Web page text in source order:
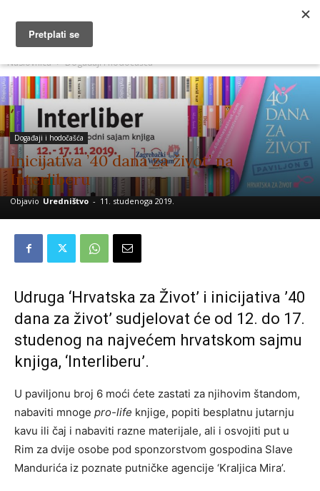
MUŽEVNI BUDITE
Naslovnica Događaji i hodočašća
Događaji i hodočašća
Inicijativa ’40 dana za život’ na
Interliberu
Objavio Uredništvo - 11. studenoga 2019.
Udruga ‘Hrvatska za Život’ i inicijativa ’40
dana za život’ sudjelovat će od 12. do 17.
studenog na najvećem hrvatskom sajmu
knjiga, ‘Interliberu’.
U paviljonu broj 6 moći ćete zastati za njihovim štandom,
nabaviti mnoge pro-life knjige, popiti besplatnu jutarnju
kavu ili čaj i nabaviti razne materijale, ali i osvojiti put u
Rim za dvije osobe pod sponzorstvom gospodina Slave
Mandurića iz poznate putničke agencije ‘Kraljica Mira’.